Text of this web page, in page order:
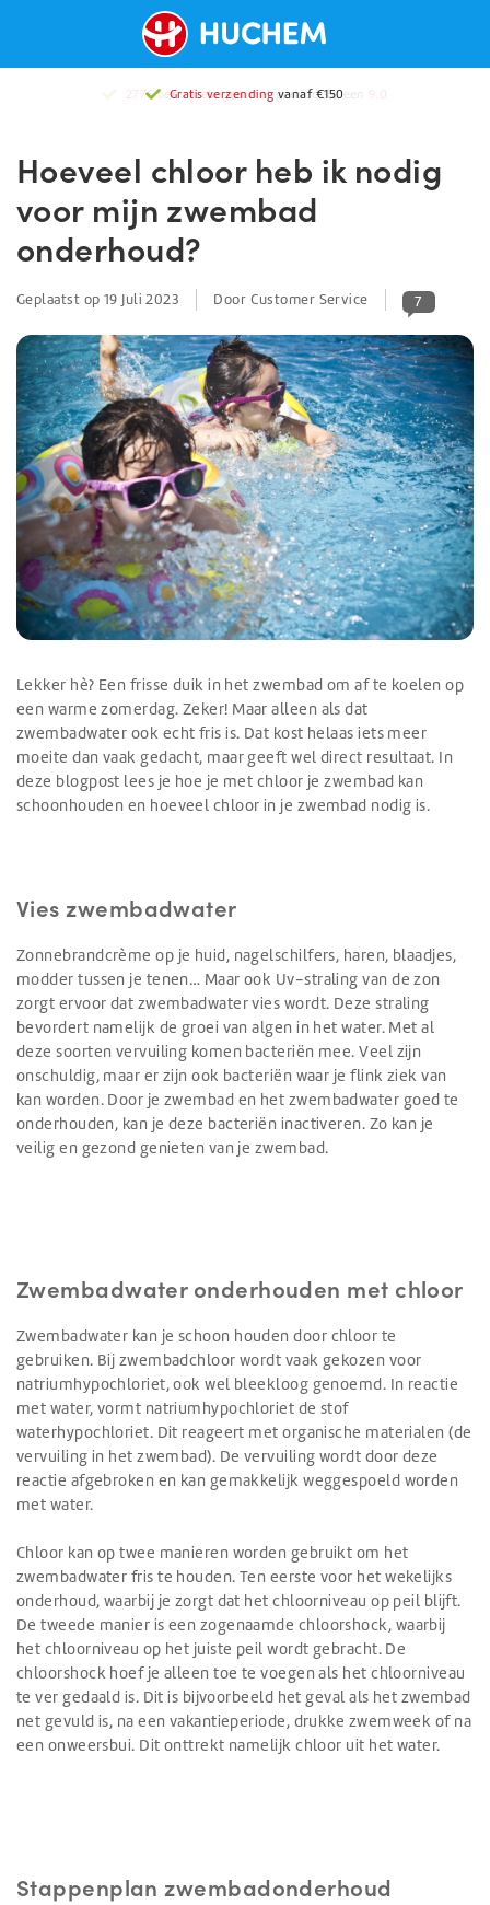
2776 beoordelingenmet gemiddeld een 9.0
Hoeveel chloor heb ik nodig
voor mijn zwembad
onderhoud?
Geplaatst op 19 Juli 2023 Door Customer Service 7
Lekker hè? Een frisse duik in het zwembad om af te koelen op
een warme zomerdag. Zeker! Maar alleen als dat
zwembadwater ook echt fris is. Dat kost helaas iets meer
moeite dan vaak gedacht, maar geeft wel direct resultaat. In
deze blogpost lees je hoe je met chloor je zwembad kan
schoonhouden en hoeveel chloor in je zwembad nodig is.
Vies zwembadwater
Zonnebrandcrème op je huid, nagelschilfers, haren, blaadjes,
modder tussen je tenen… Maar ook Uv-straling van de zon
zorgt ervoor dat zwembadwater vies wordt. Deze straling
bevordert namelijk de groei van algen in het water. Met al
deze soorten vervuiling komen bacteriën mee. Veel zijn
onschuldig, maar er zijn ook bacteriën waar je flink ziek van
kan worden. Door je zwembad en het zwembadwater goed te
onderhouden, kan je deze bacteriën inactiveren. Zo kan je
veilig en gezond genieten van je zwembad.
Zwembadwater onderhouden met chloor
Zwembadwater kan je schoon houden door chloor te
gebruiken. Bij zwembadchloor wordt vaak gekozen voor
natriumhypochloriet, ook wel bleekloog genoemd. In reactie
met water, vormt natriumhypochloriet de stof
waterhypochloriet. Dit reageert met organische materialen (de
vervuiling in het zwembad). De vervuiling wordt door deze
reactie afgebroken en kan gemakkelijk weggespoeld worden
met water.
Chloor kan op twee manieren worden gebruikt om het
zwembadwater fris te houden. Ten eerste voor het wekelijks
onderhoud, waarbij je zorgt dat het chloorniveau op peil blijft.
De tweede manier is een zogenaamde chloorshock, waarbij
het chloorniveau op het juiste peil wordt gebracht. De
chloorshock hoef je alleen toe te voegen als het chloorniveau
te ver gedaald is. Dit is bijvoorbeeld het geval als het zwembad
net gevuld is, na een vakantieperiode, drukke zwemweek of na
een onweersbui. Dit onttrekt namelijk chloor uit het water.
Stappenplan zwembadonderhoud